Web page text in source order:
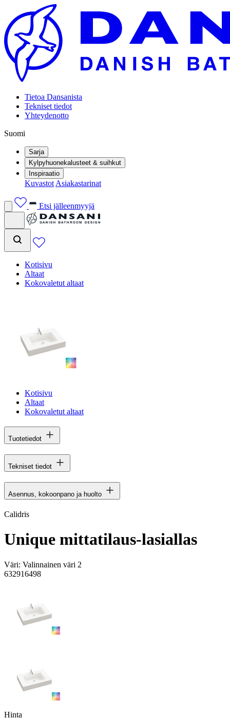
Tietoa Dansanista
Tekniset tiedot
Yhteydenotto
Suomi
Sarja
Kylpyhuonekalusteet & suihkut
Inspiraatio
Kuvastot Asiakastarinat
Etsi jälleenmyyjä
Kotisivu
Altaat
Kokovaletut altaat
Kotisivu
Altaat
Kokovaletut altaat
Tuotetiedot
Tekniset tiedot
Asennus, kokoonpano ja huolto
Calidris
Unique mittatilaus-lasiallas
Väri: Valinnainen väri 2
632916498
Hinta